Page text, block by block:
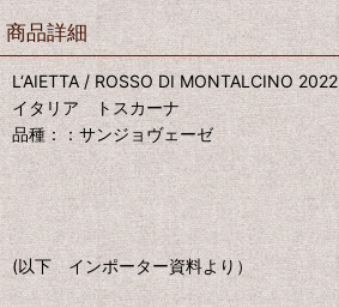
商品詳細
L‘AIETTA / ROSSO DI MONTALCINO 2022
イタリア トスカーナ
品種：：サンジョヴェーゼ
(以下 インポーター資料より）